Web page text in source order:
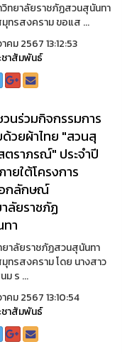
าลัยราชภัฏสวนสุนันทา
ทรสงคราม ขอแส ...
ม 2567 13:12:53
ชาสัมพันธ์
นร่วมกิจกรรมการ
วยผ้าไทย "สวนสุ
ราภรณ์" ประจำปี
ยใต้โครงการ
กลักษณ์
ลัยราชภัฏ
า
ลัยราชภัฏสวนสุนันทา
ทรสงคราม โดย นางสาว
ม ร ...
คม 2567 13:10:54
ชาสัมพันธ์